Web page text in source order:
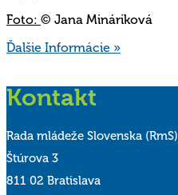
Foto: © Jana Mináriková
Ďalšie Informácie »
Kontakt
Rada mládeže Slovenska (RmS)
Štúrova 3
811 02 Bratislava